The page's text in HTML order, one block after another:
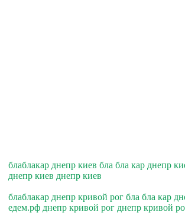
блаблакар днепр киев бла бла кар днепр
днепр киев днепр киев
блаблакар днепр кривой рог бла бла кар
едем.рф днепр кривой рог днепр кривой